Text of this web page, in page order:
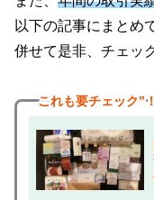
以下の記事にまとめ
併せて是非、チェッ
これも要チェック”